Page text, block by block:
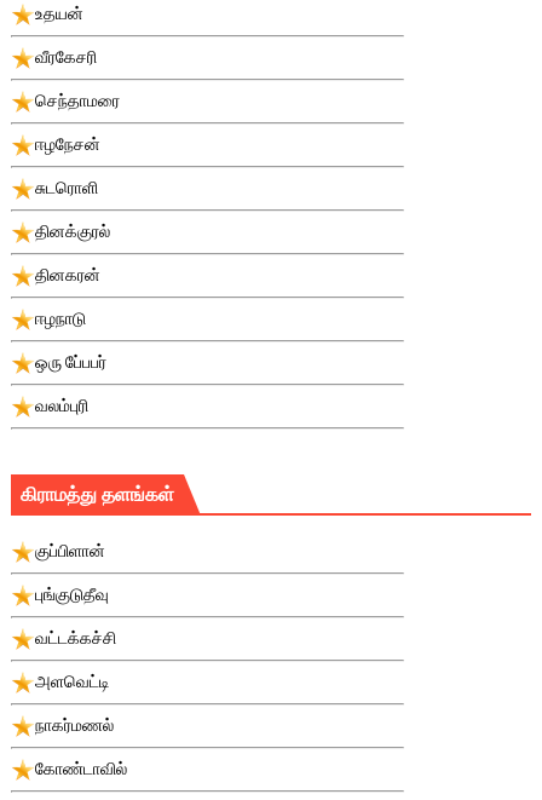
உதயன்
வீரகேசரி
செந்தாமரை
ஈழநேசன்
சுடரொளி
தினக்குரல்
தினகரன்
ஈழநாடு
ஒரு பே்பபர்
வலம்புரி
கிராமத்து தளங்கள்
குப்பிளான்
புங்குடுதீவு
வட்டக்கச்சி
அளவெட்டி
நாகர்மணல்
கோண்டாவில்